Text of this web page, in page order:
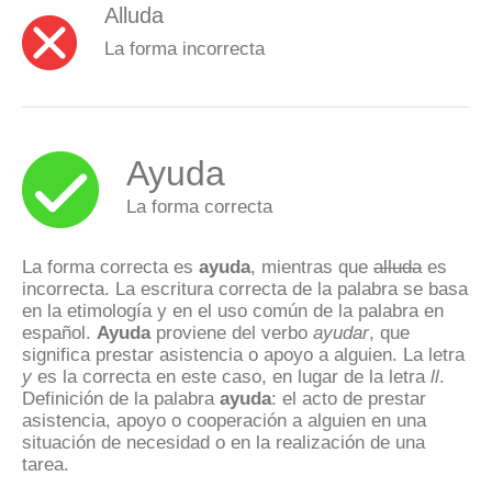
Alluda
La forma incorrecta
Ayuda
La forma correcta
La forma correcta es ayuda , mientras que alluda es
incorrecta. La escritura correcta de la palabra se basa
en la etimología y en el uso común de la palabra en
español. Ayuda proviene del verbo ayudar , que
significa prestar asistencia o apoyo a alguien. La letra
y es la correcta en este caso, en lugar de la letra ll
Definición de la palabra ayuda: el acto de prestar
asistencia, apoyo o cooperación a alguien en una
situación de necesidad o en la realización de una
tarea.